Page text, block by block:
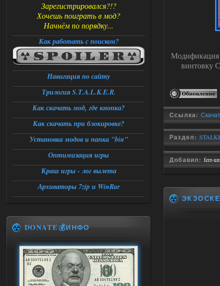
Модификация
винтовку
Ссылка:
Раздел:
Добавил: ferr-
Зарегистрировался?!?
Хочешь поиграть в мод?
Начнём по порядку...
Как работать с поиском?
Навигация по сайту
Трилогия S.T.A.L.K.E.R.
Как скачать мод, где кнопка?
Как скачать при блокировке?
Установка модов и папка "bin"
Оптимизация игры
Краш игры - лог вылета
Архиваторы 7zip и WinRar
DONATE💰ИНФО